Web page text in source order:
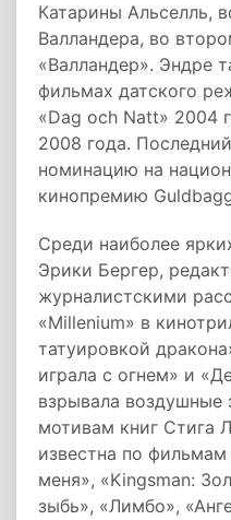
Катарины Альселль,
Валландера, во
«Валландер». Эндре
фильмах датского
«Dag och Natt» 2004
2008 года.
номинацию на
кинопремию
Среди наиболее
Эрики Бергер,
журналистскими
«Millenium» в
татуировкой
играла с огнем» и
взрывала воздушные
мотивам книг Стига
известна по
меня», «Kingsman:
зыбь», «Лимбо»,